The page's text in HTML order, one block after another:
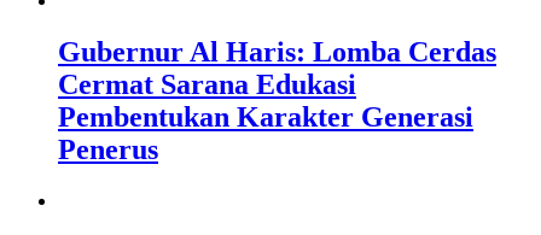
Gubernur Al Haris: Lomba Cerdas
Cermat Sarana Edukasi
Pembentukan Karakter Generasi
Penerus